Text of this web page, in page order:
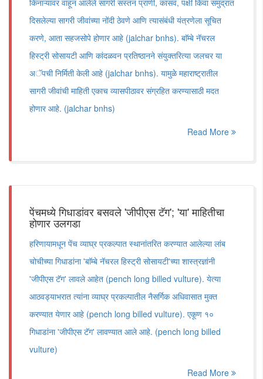
किनाऱ्यावर वाहून आलेले सागरी सस्तन प्राणी, कासवं, पक्षी किंवा समुद्रात
दिसलेल्या सागरी जीवांच्या नोंदी ठेवणे आणि त्यासंबंधी यंत्रणेला सूचित
करणे, आता सहजसोपे होणार आहे (jalchar bnhs). बाॅम्बे नॅचरल
हिस्ट्री सोसायटी आणि कांदळवन प्रतिष्ठानने संयुक्तरित्या जलचर या
अॅपची निर्मिती केली आहे (jalchar bnhs). यामुळे महाराष्ट्रातील
सागरी जीवांची माहिती एकाच व्यासपीठावर संग्रहित करण्यासाठी मदत
होणार आहे. (jalchar bnhs)
Read More
पेंचमध्ये गिधाडांवर बसवले 'जीपीएस टॅग'; 'या' माहितीचा
होणार उलगडा
हरिणायामधून पेंच व्याघ्र प्रकल्पात स्थानांतरित करण्यात आलेल्या लांब
चोचीच्या गिधाडांना 'बाॅम्बे नॅचरल हिस्ट्री सोसायटी'च्या शास्त्रज्ञांनी
'जीपीएस टॅग' लावले आहेत (pench long billed vulture). येत्या
आठवड्याभरात त्यांना व्याघ्र प्रकल्पातील नैसर्गिक अधिवासात मुक्त
करण्यात येणार आहे (pench long billed vulture). एकूण १०
गिधाडांना 'जीपीएस टॅग' लावण्यात आले आहे. (pench long billed
vulture)
Read More